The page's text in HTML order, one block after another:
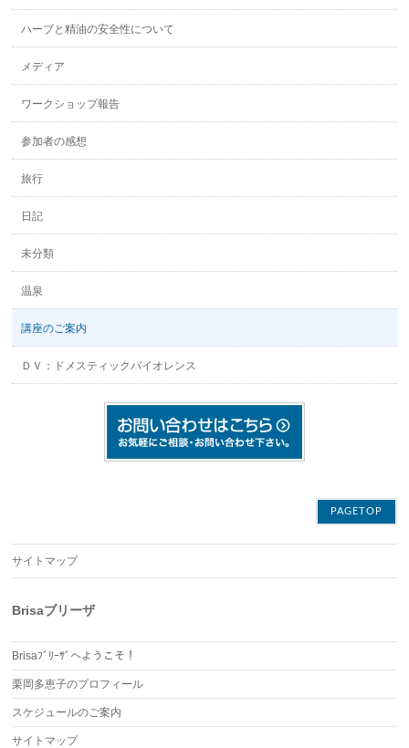
ハーブと精油の安全性について
メディア
ワークショップ報告
参加者の感想
旅行
日記
未分類
温泉
講座のご案内
ＤＶ：ドメスティックバイオレンス
PAGETOP
サイトマップ
Brisaブリーザ
Brisaﾌﾞﾘｰｻﾞへようこそ！
栗岡多恵子のプロフィール
スケジュールのご案内
サイトマップ